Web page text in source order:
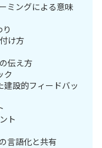
ミングによる意味
け方
伝え方
ク
建設的フィードバッ
ト
言語化と共有